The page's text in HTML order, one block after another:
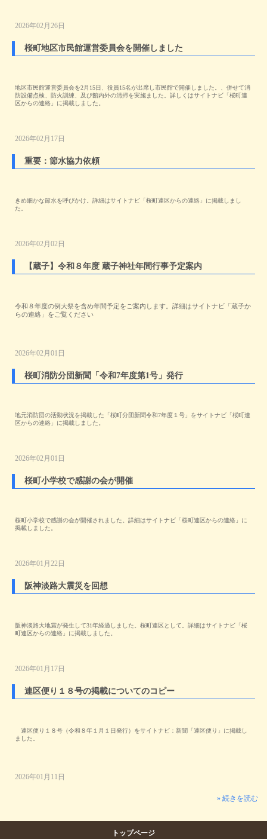
2026年02月26日
桜町地区市民館運営委員会を開催しました
地区市民館運営委員会を2月15日、役員15名が出席し市民館で開催しました。、併せて消
防設備点検、防火訓練、及び館内外の清掃を実施ました。詳しくはサイトナビ「桜町連
区からの連絡」に掲載しました。
2026年02月17日
重要：節水協力依頼
きめ細かな節水を呼びかけ。詳細はサイトナビ「桜町連区からの連絡」に掲載しまし
た。
2026年02月02日
【蔵子】令和８年度 蔵子神社年間行事予定案内
令和８年度の例大祭を含め年間予定をご案内します。詳細はサイトナビ「蔵子か
らの連絡」をご覧ください
2026年02月01日
桜町消防分団新聞「令和7年度第1号」発行
地元消防団の活動状況を掲載した「桜町分団新聞令和7年度１号」をサイトナビ「桜町連
区からの連絡」に掲載しました。
2026年02月01日
桜町小学校で感謝の会が開催
桜町小学校で感謝の会が開催されました。詳細はサイトナビ「桜町連区からの連絡」に
掲載しました。
2026年01月22日
阪神淡路大震災を回想
阪神淡路大地震が発生して31年経過しました。桜町連区として。詳細はサイトナビ「桜
町連区からの連絡」に掲載しました。
2026年01月17日
連区便り１８号の掲載についてのコピー
連区便り１８号（令和８年１月１日発行）をサイトナビ：新聞「連区便り」に掲載し
ました。
2026年01月11日
» 続きを読む
トップページ